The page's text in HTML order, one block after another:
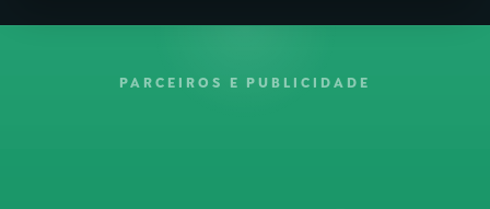
PARCEIROS E PUBLICIDADE